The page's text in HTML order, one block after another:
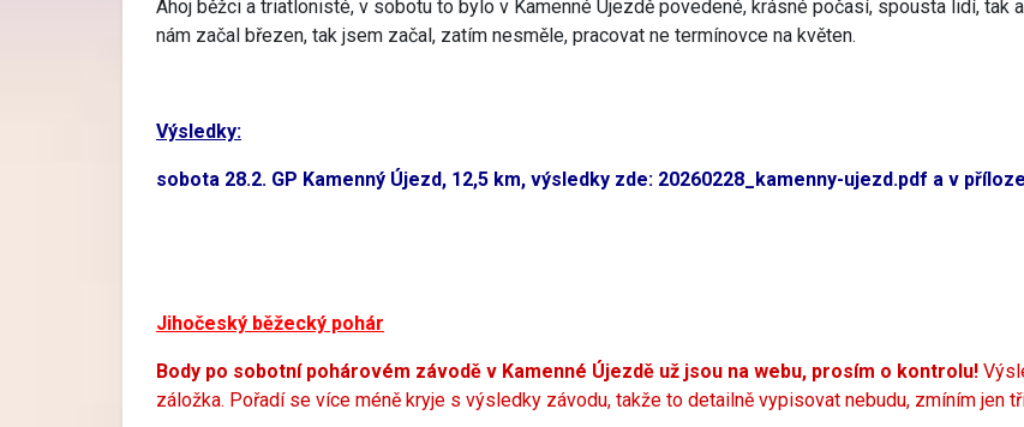
Ahoj běžci a triatlonisté, v sobotu to bylo v Kamenné Újezdě povedené, krásné počasí, spousta lidí,
nám začal březen, tak jsem začal, zatím nesměle, pracovat ne termínovce na květen.
Výsledky:
sobota 28.2. GP Kamenný Újezd, 12,5 km, výsledky zde: 20260228_kamenny-ujezd.pdf a v
Jihočeský běžecký pohár
Body po sobotní pohárovém závodě v Kamenné Újezdě už jsou na webu, prosím o kontrolu!
záložka. Pořadí se více méně kryje s výsledky závodu, takže to detailně vypisovat nebudu, zmíním jen